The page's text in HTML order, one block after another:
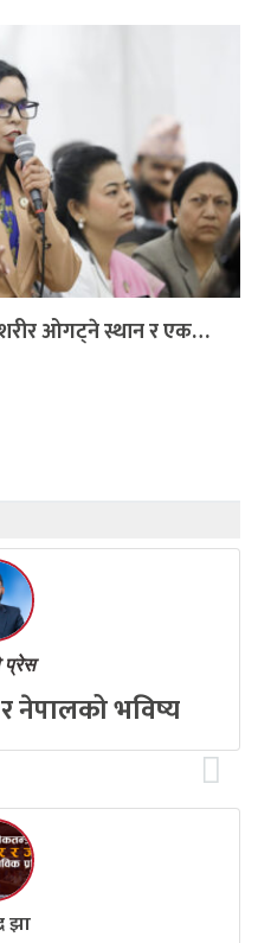
शरीर ओगट्ने स्थान र एक…
नेपालको भविष्य
झा